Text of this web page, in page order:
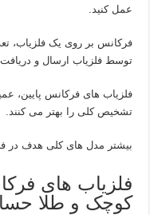
عمل کنید.
فرکانس بر روی یک فلزیاب،
توسط فلزیاب ارسال و
فلزیاب های فرکانس پایین،
تشخیص کلی را بهتر می کنند.
بیشتر مدل های کلی هدف در
فلزیاب های
کوچک و طلا